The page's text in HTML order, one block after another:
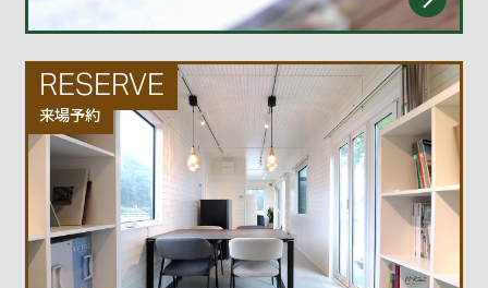
RESERVE
来場予約